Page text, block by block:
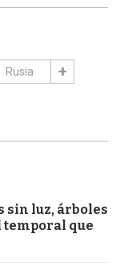
Rusia
sin luz, árboles
temporal que